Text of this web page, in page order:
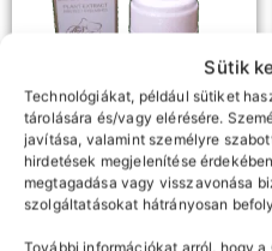
Sütik
Technológiákat, például sütiket
tárolására és/vagy elérésére.
javítása, valamint személyre
hirdetések megjelenítése
megtagadása vagy visszavonása
szolgáltatásokat hátrányosan
További információkat arról, hogy
Samponok, előkezelők,
oldószerek
Newshow szempilla